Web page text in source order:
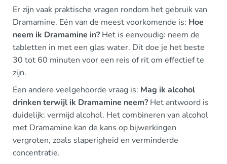
Er zijn vaak praktische vragen rondom het gebruik van
Dramamine. Eén van de meest voorkomende is: Hoe
neem ik Dramamine in? Het is eenvoudig: neem de
tabletten in met een glas water. Dit doe je het beste
30 tot 60 minuten voor een reis of rit om effectief te
zijn.
Een andere veelgehoorde vraag is: Mag ik alcohol
drinken terwijl ik Dramamine neem? Het antwoord is
duidelijk: vermijd alcohol. Het combineren van alcohol
met Dramamine kan de kans op bijwerkingen
vergroten, zoals slaperigheid en verminderde
concentratie.